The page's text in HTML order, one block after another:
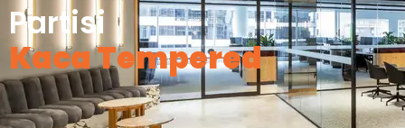
Partisi
Kaca Tempered